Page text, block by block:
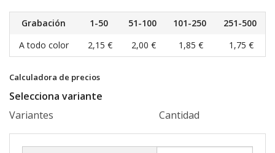
Grabación 1-50 51-100 101-250
251-500
A todo color
2,15 € 2,00 € 1,85 € 1,75 €
Calculadora de precios
Selecciona variante
Variantes
Cantidad